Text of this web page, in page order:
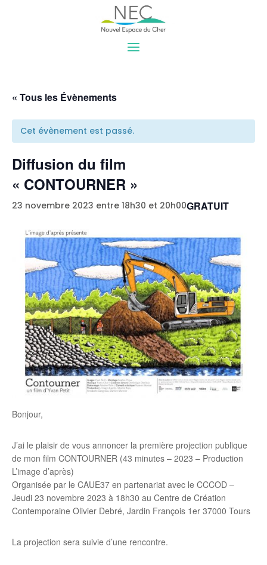
« Tous les Évènements
Cet évènement est passé.
Diffusion du film
« CONTOURNER »
23 novembre 2023 entre 18h30 et 20h00GRATUIT
Bonjour,
J’ai le plaisir de vous annoncer la première projection publique
de mon film CONTOURNER (43 minutes – 2023 – Production
L’image d’après)
Organisée par le CAUE37 en partenariat avec le CCCOD –
Jeudi 23 novembre 2023 à 18h30 au Centre de Création
Contemporaine Olivier Debré, Jardin François 1er 37000 Tours
La projection sera suivie d’une rencontre.